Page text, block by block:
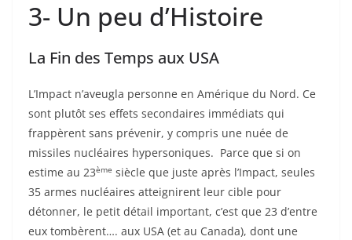
3- Un peu d’Histoire
La Fin des Temps aux USA
L’Impact n’aveugla personne en Amérique du Nord. Ce
sont plutôt ses effets secondaires immédiats qui
frappèrent sans prévenir, y compris une nuée de
missiles nucléaires hypersoniques. Parce que si on
estime au 23ème siècle que juste après l’Impact, seules
35 armes nucléaires atteignirent leur cible pour
détonner, le petit détail important, c’est que 23 d’entre
eux tombèrent…. aux USA (et au Canada), dont une